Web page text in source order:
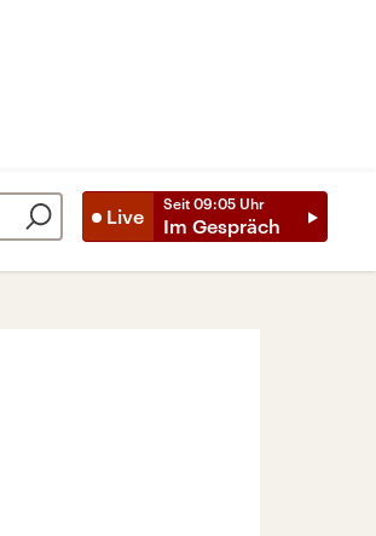
Live
Seit 09:05 Uhr
Im Gespräch